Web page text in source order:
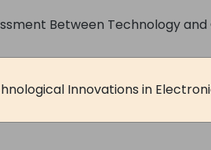
Between Technology and
Innovations in